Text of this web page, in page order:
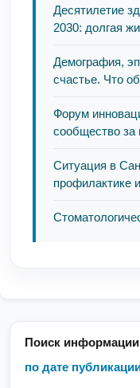
Поиск информации
по дате
Десятилетие
2030: долгая
Демография,
счастье. Что
Форум
сообщество
Ситуация в
профилактике